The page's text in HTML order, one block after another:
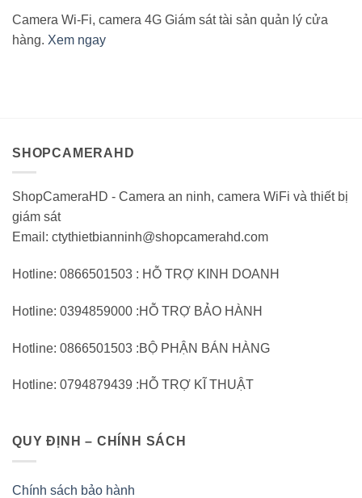
Camera Wi-Fi, camera 4G Giám sát tài sản quản lý cửa
hàng. Xem ngay
SHOPCAMERAHD
ShopCameraHD - Camera an ninh, camera WiFi và thiết bị
giám sát
Email: ctythietbianninh@shopcamerahd.com
Hotline: 0866501503 : HỖ TRỢ KINH DOANH
Hotline: 0394859000 :HỖ TRỢ BẢO HÀNH
Hotline: 0866501503 :BỘ PHẬN BÁN HÀNG
Hotline: 0794879439 :HỖ TRỢ KĨ THUẬT
QUY ĐỊNH – CHÍNH SÁCH
Chính sách bảo hành